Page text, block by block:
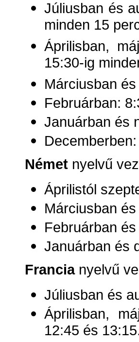
Júliusban és
minden 15
Áprilisban,
15:30-ig
Márciusban
Februárban:
Januárban és
Német nyelvű
Áprilistól
Márciusban
Februárban
Januárban és
Francianyelvű
Júliusban és
Áprilisban,
12:45 és